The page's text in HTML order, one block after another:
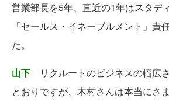
営業部長を5年、直近の1年はスタデ
「セールス・イネーブルメント」責
た。
山下
リクルートのビジネスの幅広
とおりですが、木村さんは本当にさ